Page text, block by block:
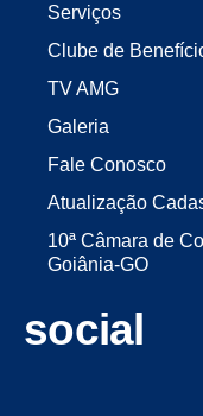
Serviços
Clube de
TV AMG
Galeria
Fale Conosco
Atualização
10ª Câmara de
Goiânia-GO
social